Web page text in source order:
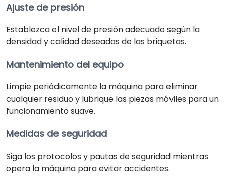
Ajuste de presión
Establezca el nivel de presión adecuado según la
densidad y calidad deseadas de las briquetas.
Mantenimiento del equipo
Limpie periódicamente la máquina para eliminar
cualquier residuo y lubrique las piezas móviles para un
funcionamiento suave.
Medidas de seguridad
Siga los protocolos y pautas de seguridad mientras
opera la máquina para evitar accidentes.